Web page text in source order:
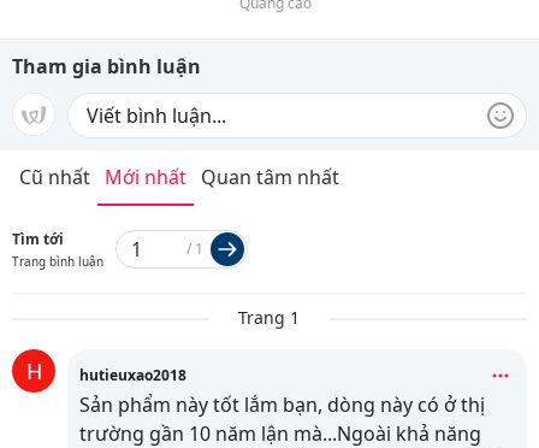
Tham gia bình luận
Cũ nhất Mới nhất Quan tâm nhất
Tìm tới
Trang bình luận
/ 1
Trang 1
H hutieuxao2018
Sản phẩm này tốt lắm bạn, dòng này có ở thị
trường gần 10 năm lận mà...Ngoài khả năng